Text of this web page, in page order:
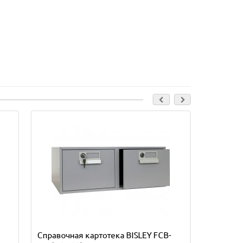
Справочная картотека BISLEY FCB-